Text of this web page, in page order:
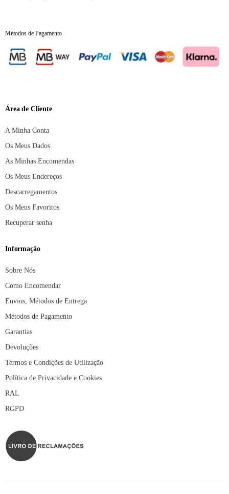
Métodos de Pagamento
Área de Cliente
A Minha Conta
Os Meus Dados
As Minhas Encomendas
Os Meus Endereços
Descarregamentos
Os Meus Favoritos
Recuperar senha
Informação
Sobre Nós
Como Encomendar
Envios, Métodos de Entrega
Métodos de Pagamento
Garantias
Devoluções
Termos e Condições de Utilização
Política de Privacidade e Cookies
RAL
RGPD